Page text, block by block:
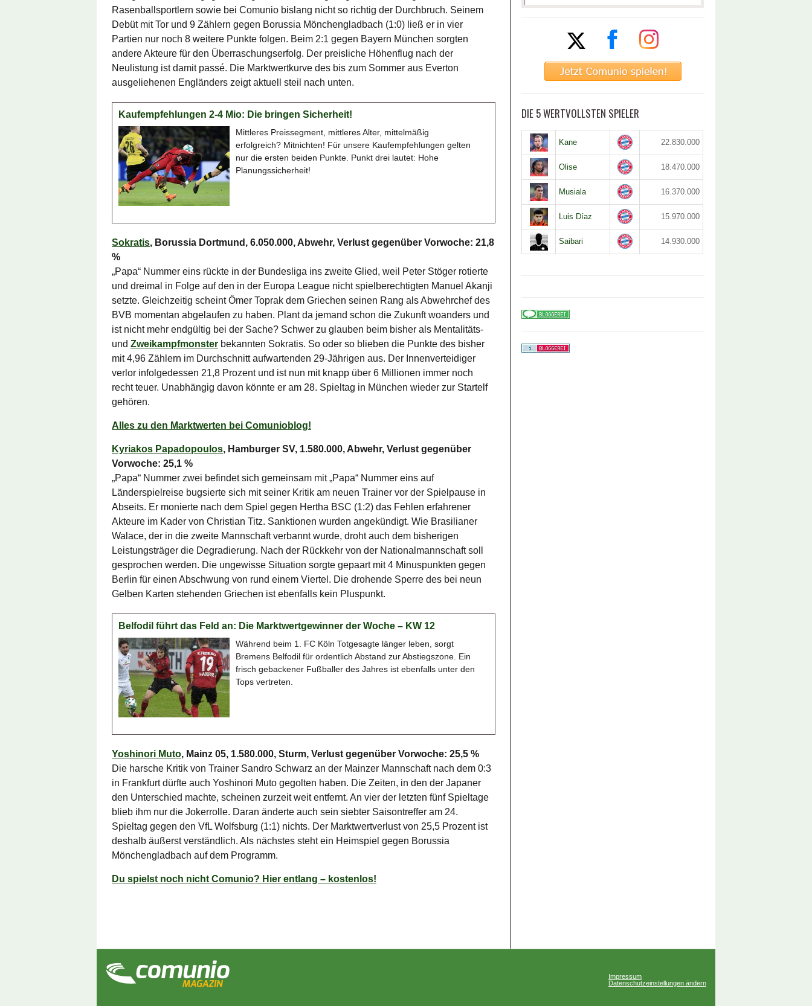
Rasenballsportlern sowie bei Comunio bislang nicht so richtig der Durchbruch. Seinem
Debüt mit Tor und 9 Zählern gegen Borussia Mönchengladbach (1:0) ließ er in vier
Partien nur noch 8 weitere Punkte folgen. Beim 2:1 gegen Bayern München sorgten
andere Akteure für den Überraschungserfolg. Der preisliche Höhenflug nach der
Neulistung ist damit passé. Die Marktwertkurve des bis zum Sommer aus Everton
ausgeliehenen Engländers zeigt aktuell steil nach unten.
Kaufempfehlungen 2-4 Mio: Die bringen Sicherheit!
Mittleres Preissegment, mittleres Alter, mittelmäßig
erfolgreich? Mitnichten! Für unsere Kaufempfehlungen gelten
nur die ersten beiden Punkte. Punkt drei lautet: Hohe
Planungssicherheit!
Sokratis, Borussia Dortmund, 6.050.000, Abwehr, Verlust gegenüber Vorwoche: 21,8
%
„Papa“ Nummer eins rückte in der Bundesliga ins zweite Glied, weil Peter Stöger rotierte
und dreimal in Folge auf den in der Europa League nicht spielberechtigten Manuel Akanji
setzte. Gleichzeitig scheint Ömer Toprak dem Griechen seinen Rang als Abwehrchef des
BVB momentan abgelaufen zu haben. Plant da jemand schon die Zukunft woanders und
ist nicht mehr endgültig bei der Sache? Schwer zu glauben beim bisher als Mentalitäts-
und Zweikampfmonster bekannten Sokratis. So oder so blieben die Punkte des bisher
mit 4,96 Zählern im Durchschnitt aufwartenden 29-Jährigen aus. Der Innenverteidiger
verlor infolgedessen 21,8 Prozent und ist nun mit knapp über 6 Millionen immer noch
recht teuer. Unabhängig davon könnte er am 28. Spieltag in München wieder zur Startelf
gehören.
Alles zu den Marktwerten bei Comunioblog!
Kyriakos Papadopoulos, Hamburger SV, 1.580.000, Abwehr, Verlust gegenüber
Vorwoche: 25,1 %
„Papa“ Nummer zwei befindet sich gemeinsam mit „Papa“ Nummer eins auf
Länderspielreise bugsierte sich mit seiner Kritik am neuen Trainer vor der Spielpause in
Abseits. Er monierte nach dem Spiel gegen Hertha BSC (1:2) das Fehlen erfahrener
Akteure im Kader von Christian Titz. Sanktionen wurden angekündigt. Wie Brasilianer
Walace, der in die zweite Mannschaft verbannt wurde, droht auch dem bisherigen
Leistungsträger die Degradierung. Nach der Rückkehr von der Nationalmannschaft soll
gesprochen werden. Die ungewisse Situation sorgte gepaart mit 4 Minuspunkten gegen
Berlin für einen Abschwung von rund einem Viertel. Die drohende Sperre des bei neun
Gelben Karten stehenden Griechen ist ebenfalls kein Pluspunkt.
Belfodil führt das Feld an: Die Marktwertgewinner der Woche – KW 12
Während beim 1. FC Köln Totgesagte länger leben, sorgt
Bremens Belfodil für ordentlich Abstand zur Abstiegszone. Ein
frisch gebackener Fußballer des Jahres ist ebenfalls unter den
Tops vertreten.
Yoshinori Muto, Mainz 05, 1.580.000, Sturm, Verlust gegenüber Vorwoche: 25,5 %
Die harsche Kritik von Trainer Sandro Schwarz an der Mainzer Mannschaft nach dem 0:3
in Frankfurt dürfte auch Yoshinori Muto gegolten haben. Die Zeiten, in den der Japaner
den Unterschied machte, scheinen zurzeit weit entfernt. An vier der letzten fünf Spieltage
blieb ihm nur die Jokerrolle. Daran änderte auch sein siebter Saisontreffer am 24.
Spieltag gegen den VfL Wolfsburg (1:1) nichts. Der Marktwertverlust von 25,5 Prozent ist
deshalb äußerst verständlich. Als nächstes steht ein Heimspiel gegen Borussia
Mönchengladbach auf dem Programm.
Du spielst noch nicht Comunio? Hier entlang – kostenlos!
DIE 5 WERTVOLLSTEN SPIELER
Kane 22.830.000
Olise 18.470.000
Musiala 16.370.000
Luis Díaz 15.970.000
Saibari 14.930.000
Impressum
Datenschutzeinstellungen ändern